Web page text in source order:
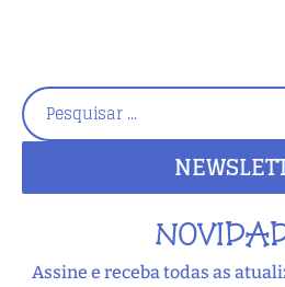
Assine e receba todas as